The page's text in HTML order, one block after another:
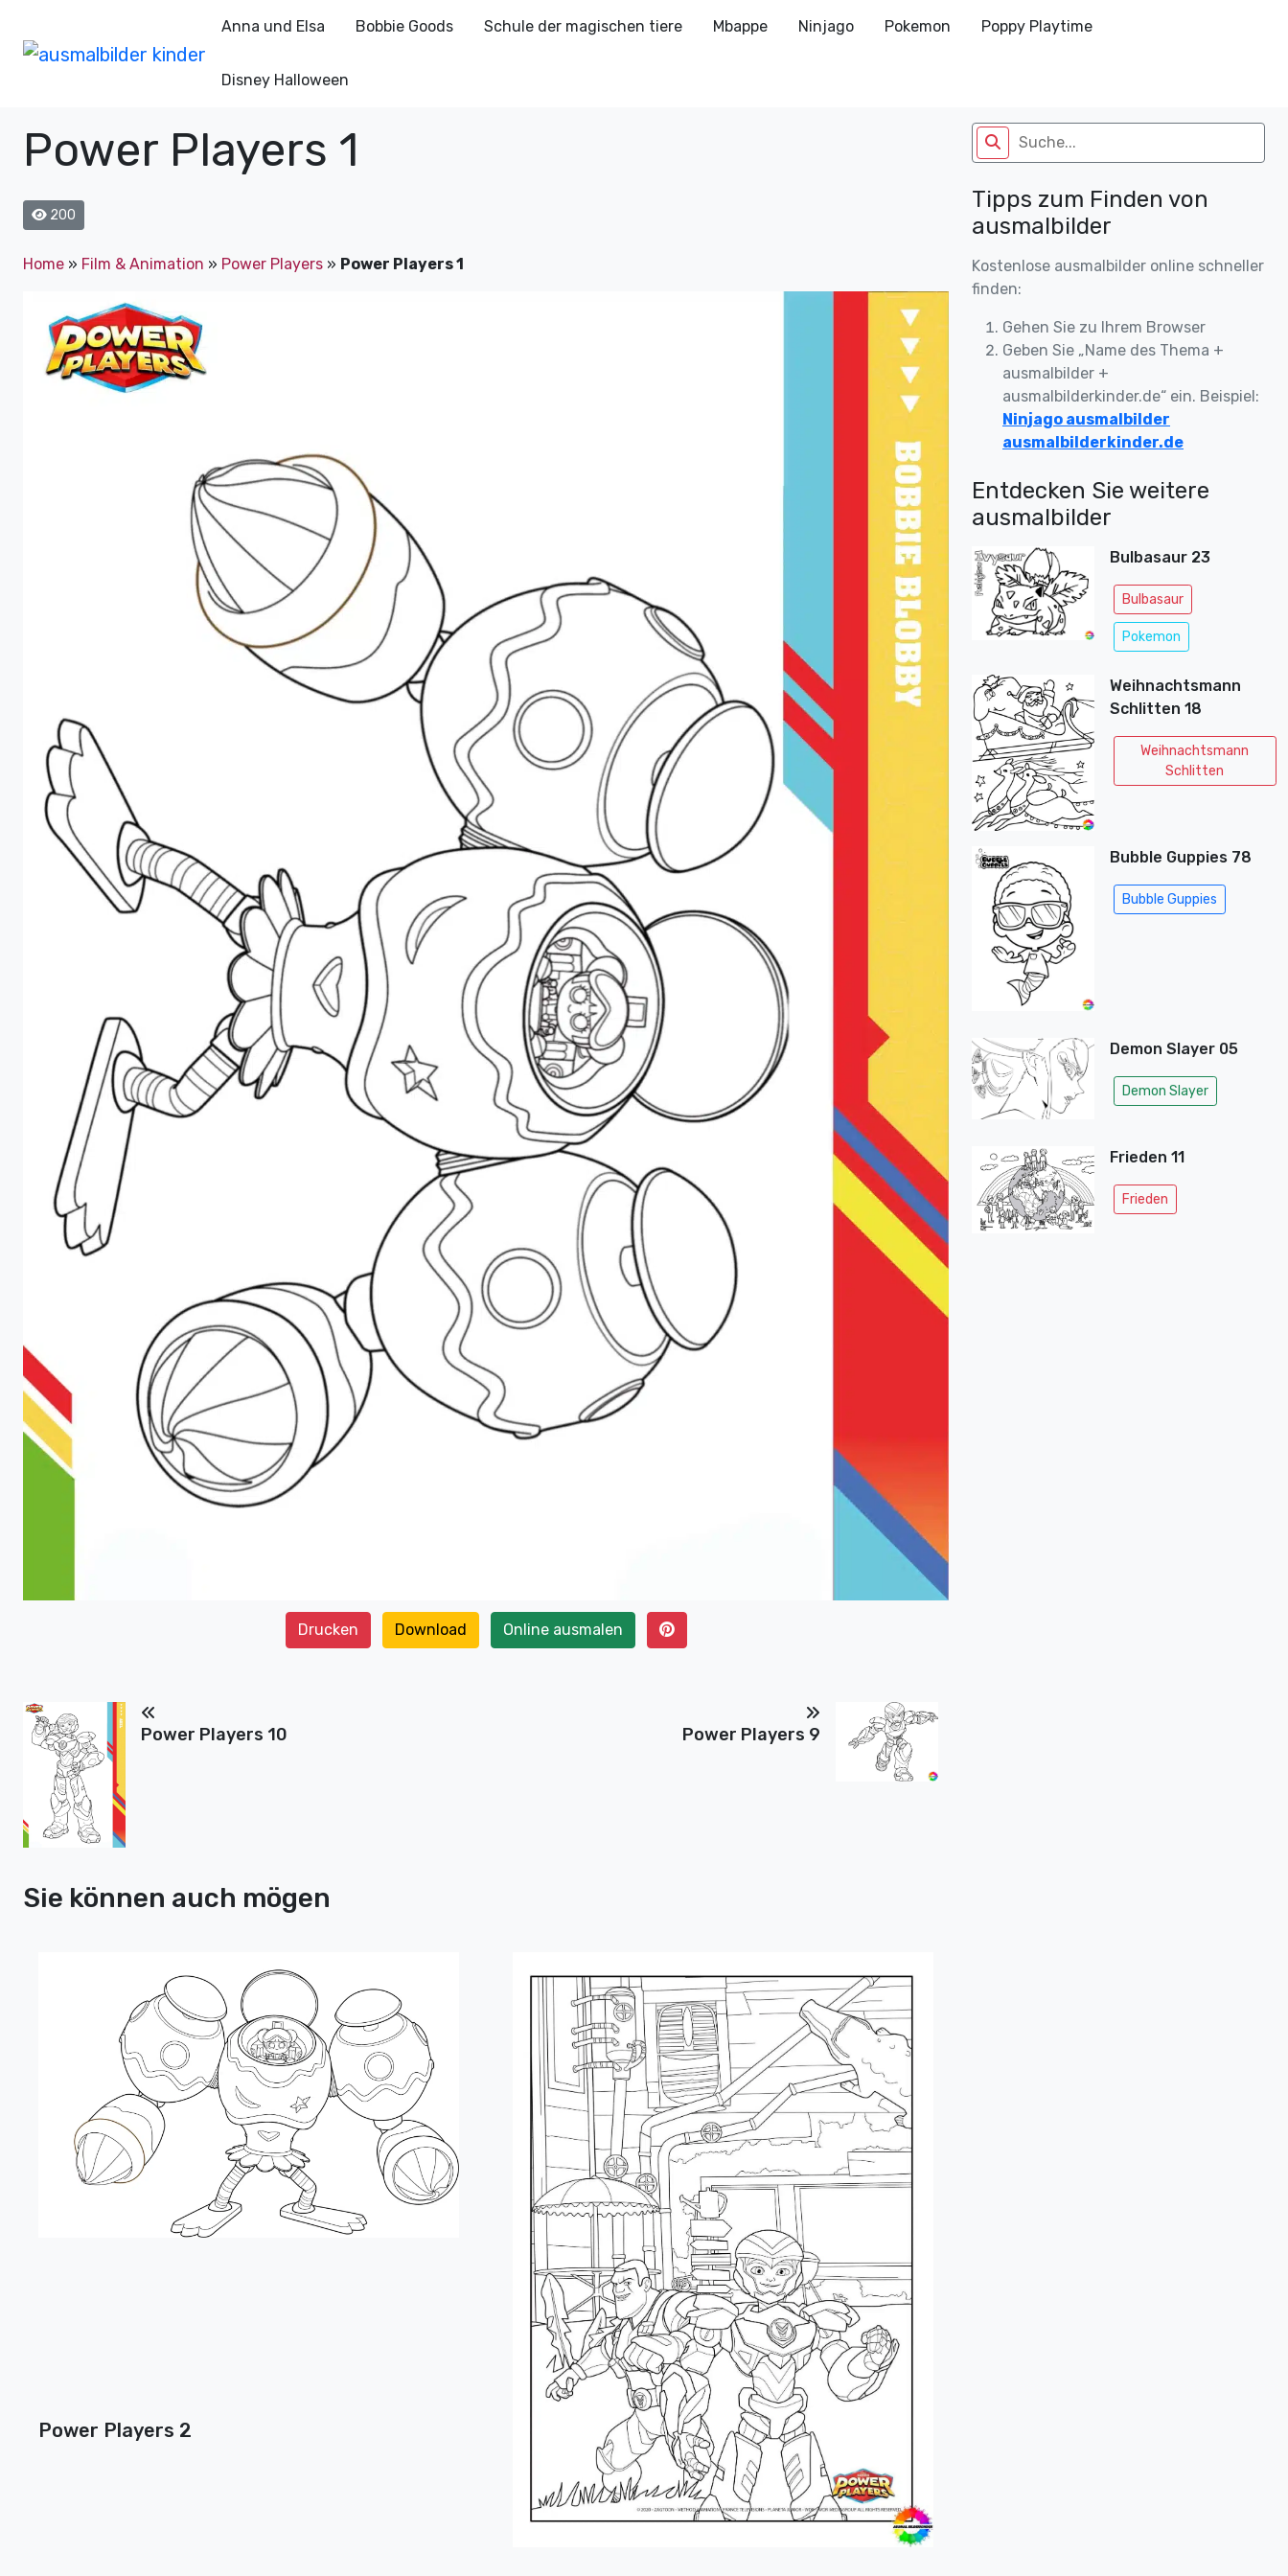
Anna und Elsa Bobbie Goods Schule der magischen tiere Mbappe Ninjago Pokemon Poppy Playtime
Disney Halloween
Power Players 1
200
Home » Film & Animation » Power Players » Power Players 1
Drucken Download Online ausmalen
Power Players 10 Power Players 9
Sie können auch mögen
Power Players 2
Tipps zum Finden von
ausmalbilder
Kostenlose ausmalbilder online schneller
finden:
Gehen Sie zu Ihrem Browser
Geben Sie „Name des Thema +
ausmalbilder +
ausmalbilderkinder.de“ ein. Beispiel:
Ninjago ausmalbilder
ausmalbilderkinder.de
Entdecken Sie weitere
ausmalbilder
Bulbasaur 23
Bulbasaur
Pokemon
Weihnachtsmann
Schlitten 18
Weihnachtsmann
Schlitten
Bubble Guppies 78
Bubble Guppies
Demon Slayer 05
Demon Slayer
Frieden 11
Frieden